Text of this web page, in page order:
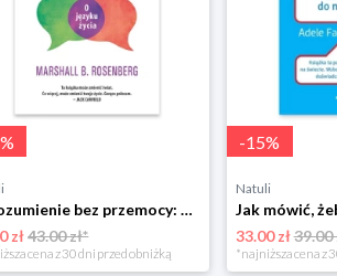
%
Porozumienie bez przemocy: o języku życia Czarna owca
zł43.00 zł*
cena z 30 dni przed obniżką
-15%
Natuli
33.00 zł39.00
*najniższa cena z